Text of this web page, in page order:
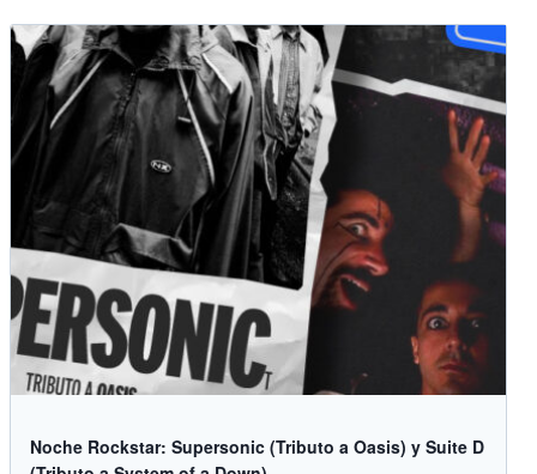
Noche Rockstar: Supersonic (Tributo a Oasis) y Suite D